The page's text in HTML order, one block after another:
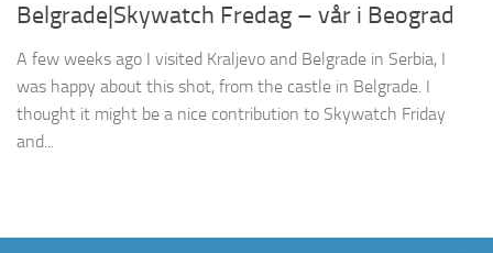
Belgrade|Skywatch Fredag – vår i Beograd
A few weeks ago I visited Kraljevo and Belgrade in Serbia, I
was happy about this shot, from the castle in Belgrade. I
thought it might be a nice contribution to Skywatch Friday
and...